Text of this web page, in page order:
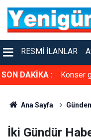
RESMI İLANLAR
SON DAKİKA :
bu düğünü
Ana Sayfa
İki Gündür